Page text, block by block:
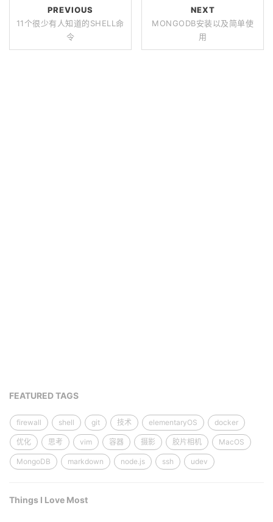
PREVIOUS
11个很少有人知道的SHELL命
令
NEXT
MONGODB安装以及简单使
用
FEATURED TAGS
firewall shell git 技术 elementaryOS docker
优化 思考 vim 容器 摄影 胶片相机 MacOS
MongoDB markdown node.js ssh udev
Things I Love Most